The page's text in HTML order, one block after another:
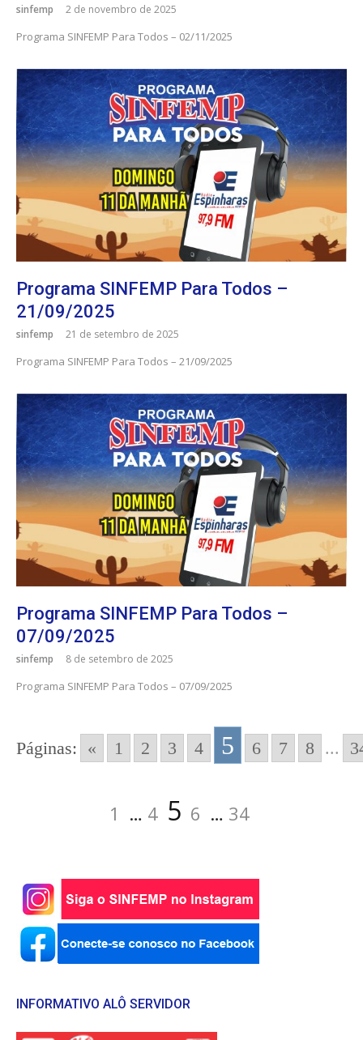
sinfemp 2 de novembro de 2025
Programa SINFEMP Para Todos – 02/11/2025
Programa SINFEMP Para Todos –
21/09/2025
sinfemp 21 de setembro de 2025
Programa SINFEMP Para Todos – 21/09/2025
Programa SINFEMP Para Todos –
07/09/2025
sinfemp 8 de setembro de 2025
Programa SINFEMP Para Todos – 07/09/2025
Páginas: « 1 2 3 4 5 6 7 8 ...
PaginaçãoPágina
1 … Página
4 Página
5 Página
6 … Página
34
INFORMATIVO ALÔ SERVIDOR